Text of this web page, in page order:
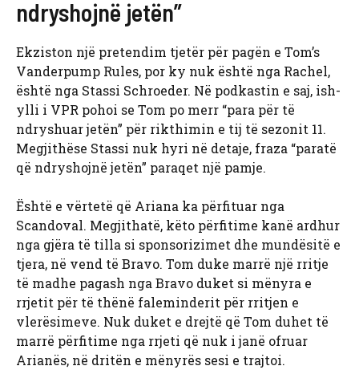
ndryshojnë jetën”
Ekziston një pretendim tjetër për pagën e Tom’s
Vanderpump Rules, por ky nuk është nga Rachel,
është nga Stassi Schroeder. Në podkastin e saj, ish-
ylli i VPR pohoi se Tom po merr “para për të
ndryshuar jetën” për rikthimin e tij të sezonit 11.
Megjithëse Stassi nuk hyri në detaje, fraza “paratë
që ndryshojnë jetën” paraqet një pamje.
Është e vërtetë që Ariana ka përfituar nga
Scandoval. Megjithatë, këto përfitime kanë ardhur
nga gjëra të tilla si sponsorizimet dhe mundësitë e
tjera, në vend të Bravo. Tom duke marrë një rritje
të madhe pagash nga Bravo duket si mënyra e
rrjetit për të thënë faleminderit për rritjen e
vlerësimeve. Nuk duket e drejtë që Tom duhet të
marrë përfitime nga rrjeti që nuk i janë ofruar
Arianës, në dritën e mënyrës sesi e trajtoi.